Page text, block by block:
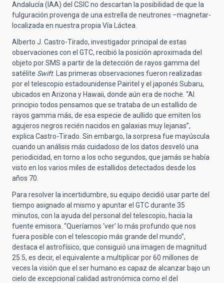
Andalucía (IAA) del CSIC no descartan la posibilidad de que la
fulguración provenga de una estrella de neutrones –magnetar-
localizada en nuestra propia Vía Láctea.
Alberto J. Castro-Tirado, investigador principal de estas
observaciones con el GTC, recibió la posición aproximada del
objeto por SMS a partir de la detección de rayos gamma del
satélite Swift. Las primeras observaciones fueron realizadas
por el telescopio estadounidense Pairitel y el japonés Subaru,
ubicados en Arizona y Hawaii, donde aún era de noche. “Al
principio todos pensamos que se trataba de un estallido de
rayos gamma más, de esa especie de aullido que emiten los
agujeros negros recién nacidos en galaxias muy lejanas”,
explica Castro-Tirado. Sin embargo, la sorpresa fue mayúscula
cuando un análisis más cuidadoso de los datos desveló una
periodicidad, en torno a los ocho segundos, que jamás se había
visto en los varios miles de estallidos detectados desde los
años 70.
Para resolver la incertidumbre, su equipo decidió usar parte del
tiempo asignado al mismo y apuntar el GTC durante 35
minutos, con la ayuda del personal del telescopio, hacia la
fuente emisora. “Queríamos ‘ver’ lo más profundo que nos
fuera posible con el telescopio más grande del mundo”,
destaca el astrofísico, que consiguió una imagen de magnitud
25.5, es decir, el equivalente a multiplicar por 60 millones de
veces la visión que el ser humano es capaz de alcanzar bajo un
cielo de excepcional calidad astronómica como el del